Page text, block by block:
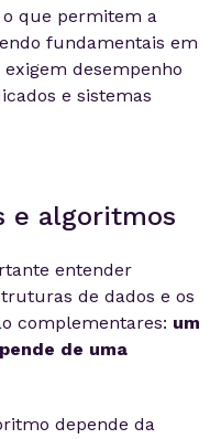
o que permitem a
fundamentais em
desempenho
e sistemas
e algoritmos
entender
de dados e os
complementares: um
de uma
depende da